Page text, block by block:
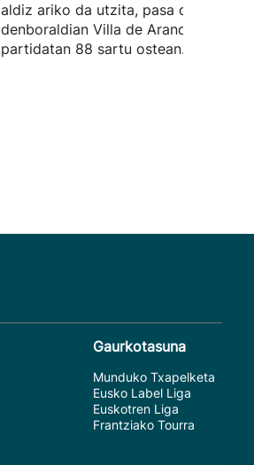
aldiz ariko da utzita, pasa den
denboraldian Villa de Arandan 27
partidatan 88 sartu ostean.
Gaurkotasuna
Munduko Txapelketa
Eusko Label Liga
Euskotren Liga
Frantziako Tourra